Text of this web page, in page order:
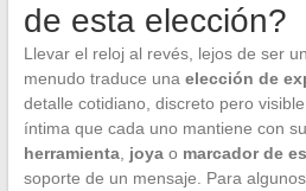
de esta elección?
Llevar el reloj al revés, lejos de ser
menudo traduce una elección de
detalle cotidiano, discreto pero
íntima que cada uno mantiene con
herramienta, joyao marcador de
soporte de un mensaje. Para